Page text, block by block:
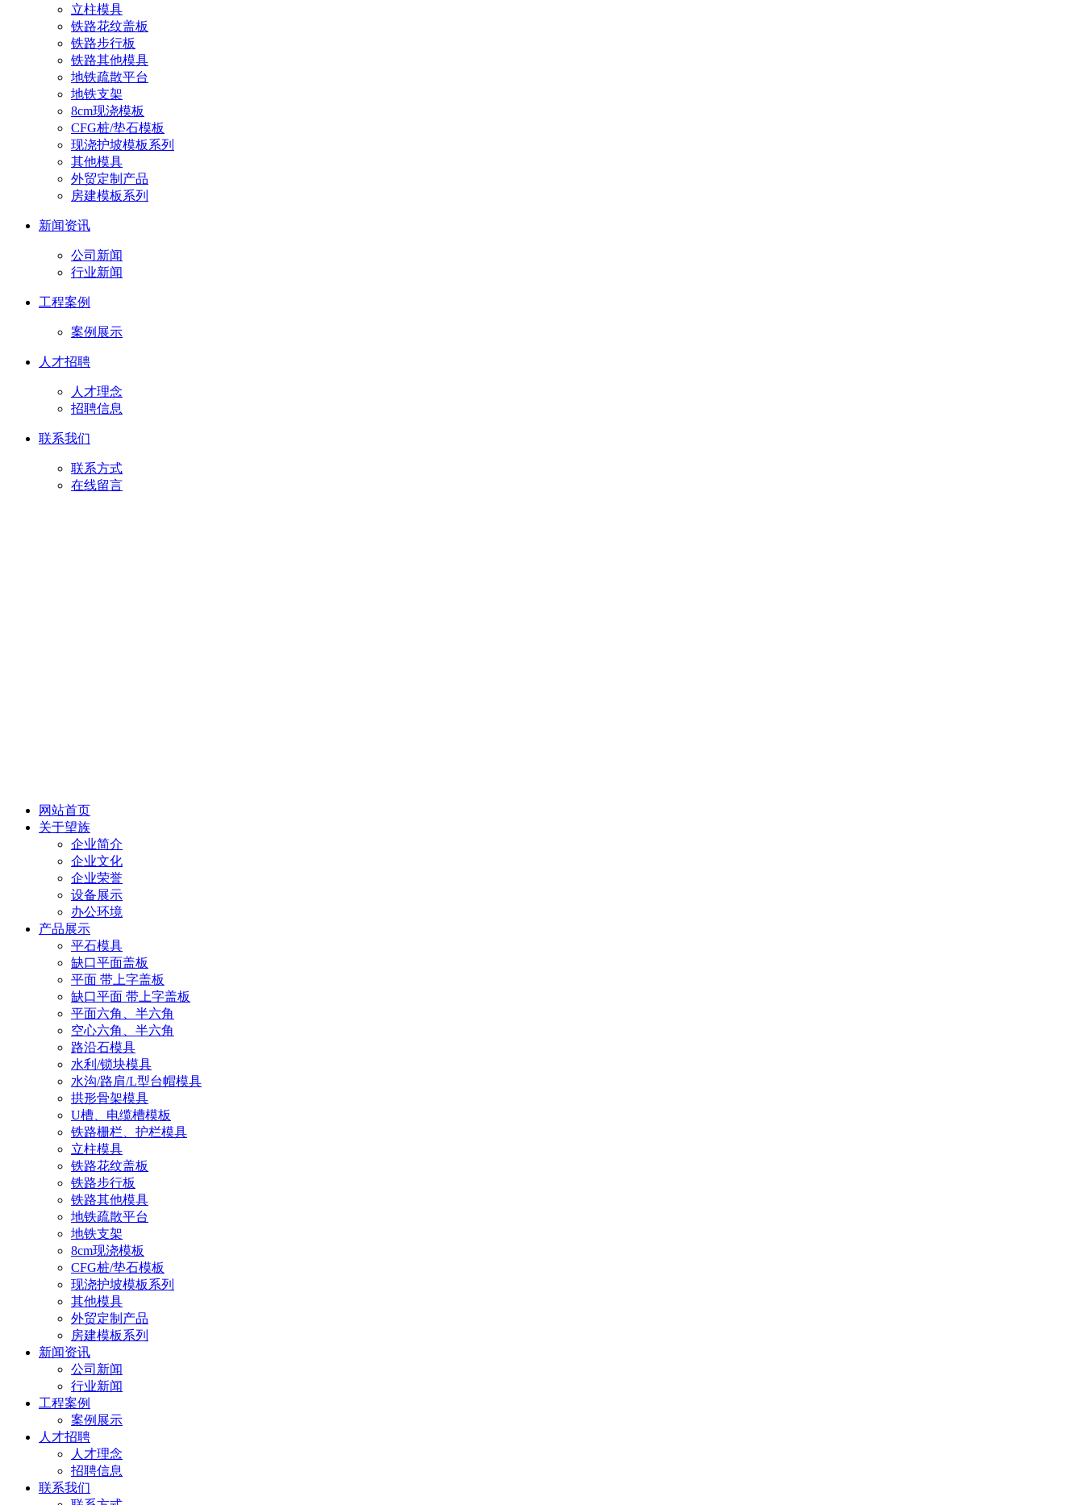
立柱模具
铁路花纹盖板
铁路步行板
铁路其他模具
地铁疏散平台
地铁支架
8cm现浇模板
CFG桩/垫石模板
现浇护坡模板系列
其他模具
外贸定制产品
房建模板系列
新闻资讯
公司新闻
行业新闻
工程案例
案例展示
人才招聘
人才理念
招聘信息
联系我们
联系方式
在线留言
网站首页
关于望族
企业简介
企业文化
企业荣誉
设备展示
办公环境
产品展示
平石模具
缺口平面盖板
平面 带上字盖板
缺口平面 带上字盖板
平面六角、半六角
空心六角、半六角
路沿石模具
水利/锁块模具
水沟/路肩/L型台帽模具
拱形骨架模具
U槽、电缆槽模板
铁路栅栏、护栏模具
立柱模具
铁路花纹盖板
铁路步行板
铁路其他模具
地铁疏散平台
地铁支架
8cm现浇模板
CFG桩/垫石模板
现浇护坡模板系列
其他模具
外贸定制产品
房建模板系列
新闻资讯
公司新闻
行业新闻
工程案例
案例展示
人才招聘
人才理念
招聘信息
联系我们